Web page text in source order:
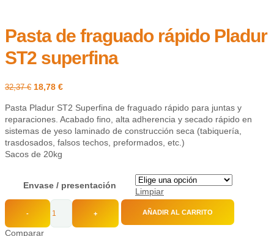
Pasta de fraguado rápido Pladur
ST2 superfina
32,37€ 18,78 €
Pasta Pladur ST2 Superfina de fraguado rápido para juntas y
reparaciones. Acabado fino, alta adherencia y secado rápido en
sistemas de yeso laminado de construcción seca (tabiquería,
trasdosados, falsos techos, preformados, etc.)
Sacos de 20kg
Envase / presentación
Limpiar
- + AÑADIR AL CARRITO
Comparar